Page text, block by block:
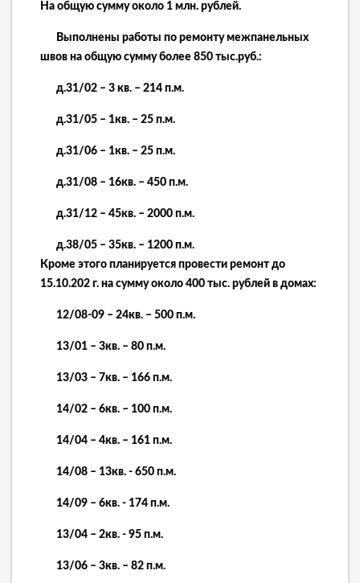
На общую сумму около 1 млн. рублей.
Выполнены работы по ремонту межпанельных
швов на общую сумму более 850 тыс.руб.:
д.31/02 – 3 кв. – 214 п.м.
д.31/05 – 1кв. – 25 п.м.
д.31/06 – 1кв. – 25 п.м.
д.31/08 – 16кв. – 450 п.м.
д.31/12 – 45кв. – 2000 п.м.
д.38/05 – 35кв. – 1200 п.м.
Кроме этого планируется провести ремонт до
15.10.202 г. на сумму около 400 тыс. рублей в домах:
12/08-09 – 24кв. – 500 п.м.
13/01 – 3кв. – 80 п.м.
13/03 – 7кв. – 166 п.м.
14/02 – 6кв. – 100 п.м.
14/04 – 4кв. – 161 п.м.
14/08 – 13кв. - 650 п.м.
14/09 – 6кв. - 174 п.м.
13/04 – 2кв. - 95 п.м.
13/06 – 3кв. – 82 п.м.